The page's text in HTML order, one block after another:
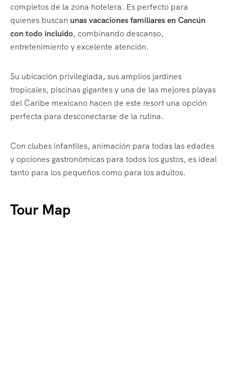
completos de la zona hotelera. Es perfecto para
quienes buscan unas vacaciones familiares en Cancún
con todo incluido, combinando descanso,
entretenimiento y excelente atención.
Su ubicación privilegiada, sus amplios jardines
tropicales, piscinas gigantes y una de las mejores playas
del Caribe mexicano hacen de este resort una opción
perfecta para desconectarse de la rutina.
Con clubes infantiles, animación para todas las edades
y opciones gastronómicas para todos los gustos, es ideal
tanto para los pequeños como para los adultos.
Tour Map